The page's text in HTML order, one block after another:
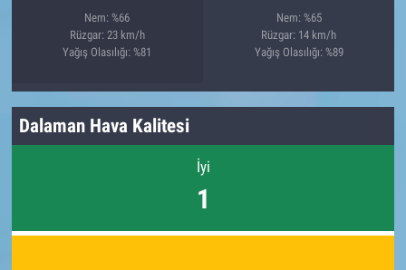
Nem: %66
Rüzgar: 23 km/h
Yağış Olasılığı: %81
Nem: %65
Rüzgar: 14 km/h
Yağış Olasılığı: %89
Dalaman Hava Kalitesi
İyi
1